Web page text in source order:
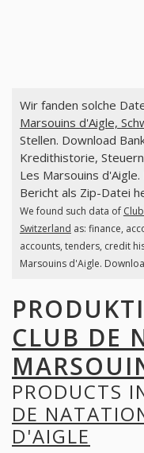
Wir fanden solche
Marsouins d'Aigle,
Stellen. Download
Kredithistorie,
Les Marsouins
Bericht als Zip-Datei
We found such data of
Switzerland as: finance,
accounts, tenders, credit
Marsouins d'Aigle.
CLUB DE
PRODUCTS
DE
D'AIGLE